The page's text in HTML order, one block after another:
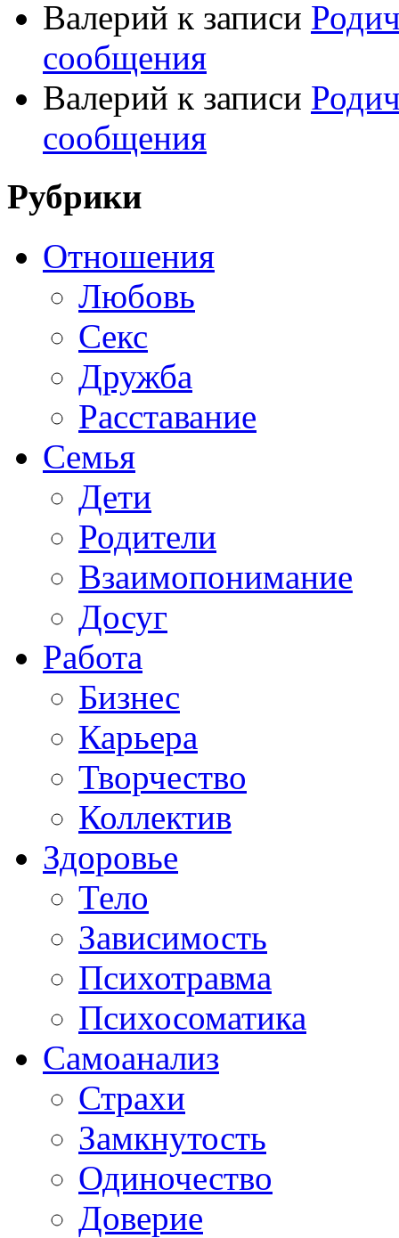
Валерий к записи
сообщения
Валерий к записи
сообщения
Рубрики
Отношения
Любовь
Секс
Дружба
Расставание
Семья
Дети
Родители
Взаимопонимание
Досуг
Работа
Бизнес
Карьера
Творчество
Коллектив
Здоровье
Тело
Зависимость
Психотравма
Психосоматика
Самоанализ
Страхи
Замкнутость
Одиночество
Доверие